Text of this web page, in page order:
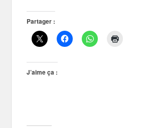
Partager :
J’aime ça :